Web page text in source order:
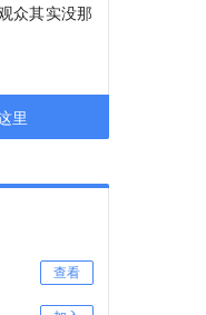
众其实没那
里
查看